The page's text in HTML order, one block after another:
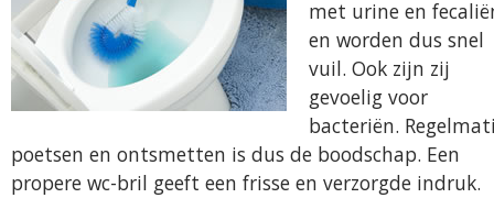
met urine en
en worden dus snel
vuil. Ook zijn zij
gevoelig voor
bacteriën.
poetsen en ontsmetten is dus de boodschap. Een
propere wc-bril geeft een frisse en verzorgde indruk.